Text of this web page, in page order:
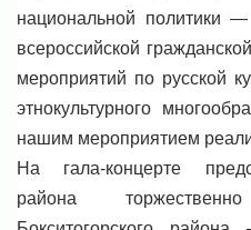
национальной политики
всероссийской
мероприятий по русской
этнокультурного
нашим мероприятием
На гала-концерте
района